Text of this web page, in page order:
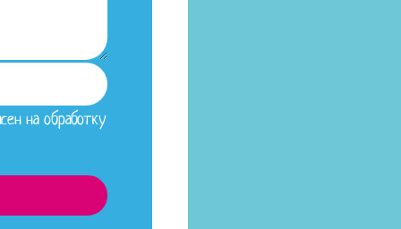
на обработку